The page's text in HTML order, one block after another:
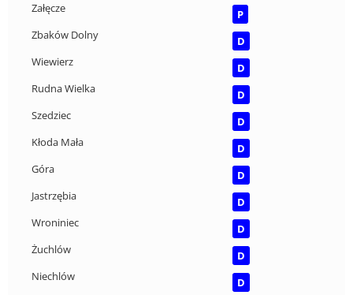
Załęcze
P
Zbaków Dolny
D
Wiewierz
D
Rudna Wielka
D
Szedziec
D
Kłoda Mała
D
Góra
D
Jastrzębia
D
Wroniniec
D
Żuchlów
D
Niechlów
D